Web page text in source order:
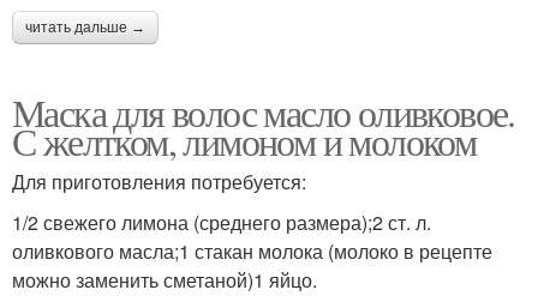
читать дальше →
Маска для волос масло оливковое.
С желтком, лимоном и молоком
Для приготовления потребуется:
1/2 свежего лимона (среднего размера);2 ст. л.
оливкового масла;1 стакан молока (молоко в рецепте
можно заменить сметаной)1 яйцо.